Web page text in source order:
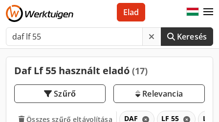
Keresés
Elad
Daf Lf 55 használt eladó (17)
Szűrő Relevancia
Összes szűrő eltávolítása DAF LF 55 LF